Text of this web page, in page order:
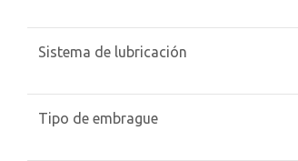
Sistema de lubricación
Tipo de embrague